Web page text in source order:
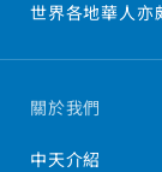
世界各地華人亦
關於我們
中天介紹